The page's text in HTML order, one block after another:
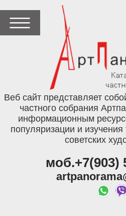
Веб сайт представляет
частного собрания
информационным
популяризации и изучения
советских
моб.+7(903)